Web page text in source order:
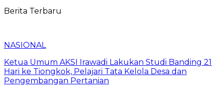
Berita Terbaru
NASIONAL
Ketua Umum AKSI Irawadi Lakukan Studi Banding 21
Hari ke Tiongkok, Pelajari Tata Kelola Desa dan
Pengembangan Pertanian